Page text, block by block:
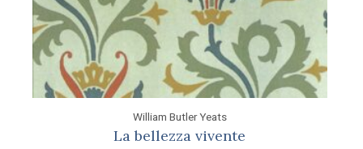
William Butler Yeats
La bellezza vivente